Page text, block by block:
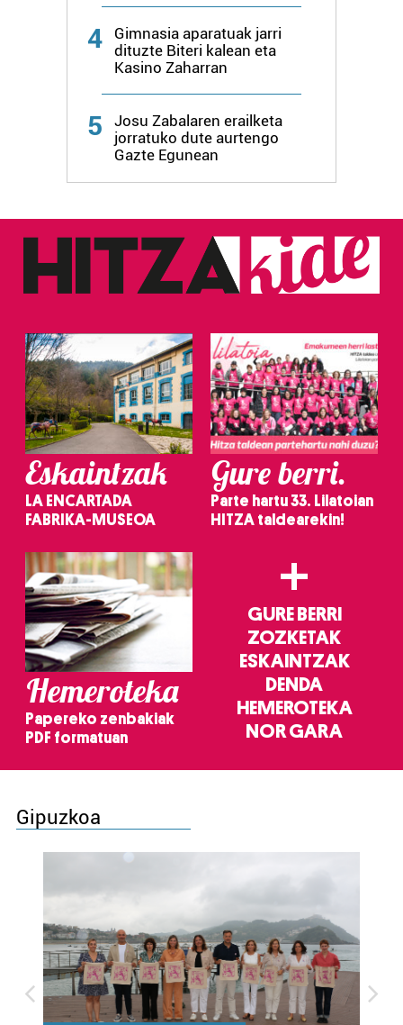
4
Gimnasia aparatuak jarri
dituzte Biteri kalean eta
Kasino Zaharran
5
Josu Zabalaren erailketa
jorratuko dute aurtengo
Gazte Egunean
Eskaintzak
LA ENCARTADA
FABRIKA-MUSEOA
Gure berri.
Parte hartu 33. Lilatoian
HITZA taldearekin!
Hemeroteka
Papereko zenbakiak
PDF formatuan
+
GURE BERRI
ZOZKETAK
ESKAINTZAK
DENDA
HEMEROTEKA
NOR GARA
Gipuzkoa